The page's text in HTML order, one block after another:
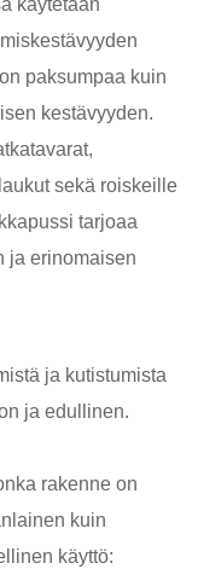
käytetään
paksumpaa kuin
kestävyyden.
sekä roiskeille
tarjoaa
ja erinomaisen
ja kutistumista
ja edullinen.
rakenne on
kuin
käyttö: